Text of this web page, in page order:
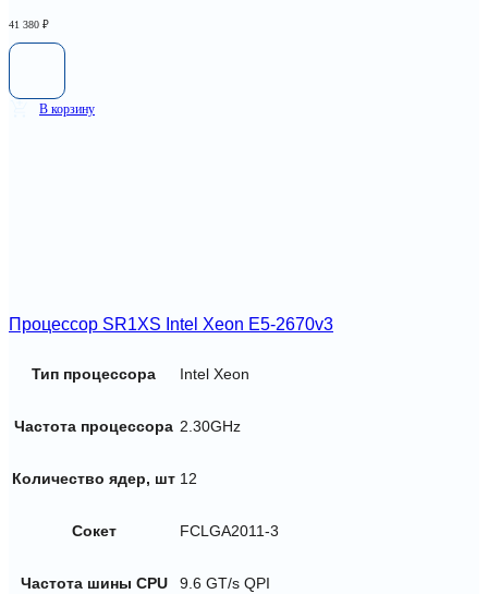
41 380 ₽
В корзину
Процессор SR1XS Intel Xeon E5-2670v3
Тип процессора Intel Xeon
Частота процессора 2.30GHz
Количество ядер, шт 12
Сокет FCLGA2011-3
Частота шины CPU 9.6 GT/s QPI